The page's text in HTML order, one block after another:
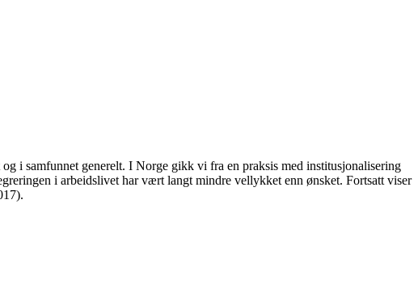
i samfunnet generelt. I Norge gikk vi fra en praksis med institusjonalisering
i arbeidslivet har vært langt mindre vellykket enn ønsket. Fortsatt viser